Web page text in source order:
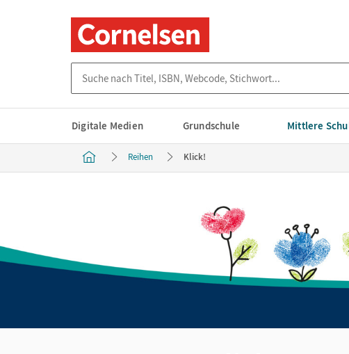
Digitale Medien Grundschule Mittlere
Reihen Klick!